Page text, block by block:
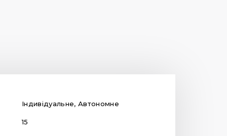
Індивідуальне, Автономне
15